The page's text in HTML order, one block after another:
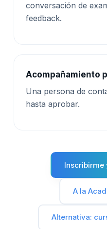
conversación de
feedback.
Acompañamiento
Una persona de
hasta aprobar.
Inscribirme
A la
Alternativa: